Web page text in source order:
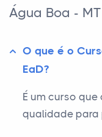
Água Boa - MT
O que é o
EaD?
É um curso
qualidade para